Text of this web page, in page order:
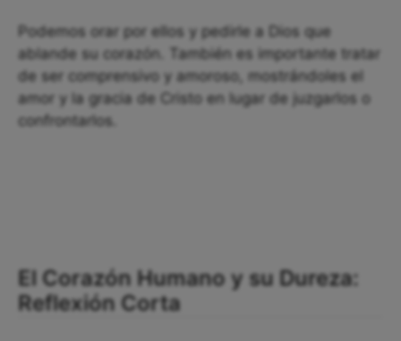
Podemos orar por ellos y pedirle a Dios que
ablande su corazón. También es importante tratar
de ser comprensivo y amoroso, mostrándoles el
amor y la gracia de Cristo en lugar de juzgarlos o
confrontarlos.
El Corazón Humano y su Dureza:
Reflexión Corta